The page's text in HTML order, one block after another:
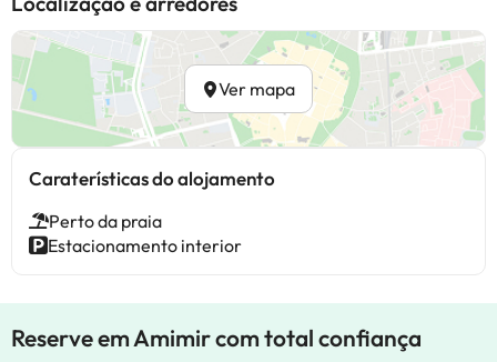
Ver mapa
Caraterísticas do alojamento
Perto da praia
Estacionamento interior
Reserve em Amimir com total confiança